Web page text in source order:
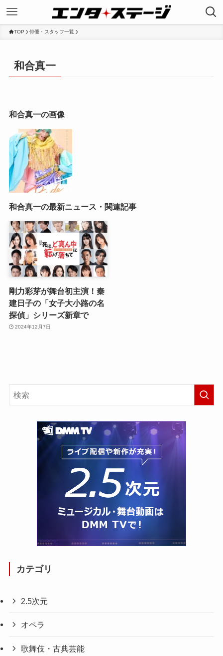
TOP 俳優・スタッフ一覧
和合真一
和合真一の画像
和合真一の最新ニュース・関連記事
剛力彩芽が舞台初主演！秦
建日子の「女子大小路の名
探偵」シリーズ新章で
2024年12月7日
カテゴリ
2.5次元
オペラ
歌舞伎・古典芸能